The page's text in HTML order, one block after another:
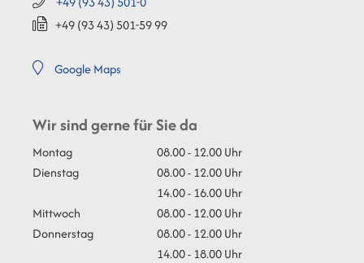
+49 (9343) 501-5999
Google Maps
Wir sind gerne für Sie da
Montag
08.00 - 12.00 Uhr
Dienstag
08.00 - 12.00 Uhr
14.00 - 16.00 Uhr
Mittwoch
08.00 - 12.00 Uhr
Donnerstag
08.00 - 12.00 Uhr
14.00 - 18.00 Uhr